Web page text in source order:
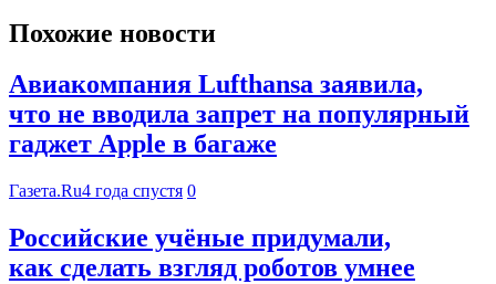
Похожие новости
Авиакомпания Lufthansa заявила,
что не вводила запрет на популярный
гаджет Apple в багаже
Газета.Ru4 года спустя 0
Российские учёные придумали,
как сделать взгляд роботов умнее